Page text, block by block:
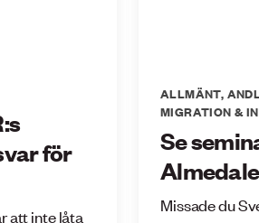
för
att inte låta
ALLMÄNT,
MIGRATION &
Se
Missade du